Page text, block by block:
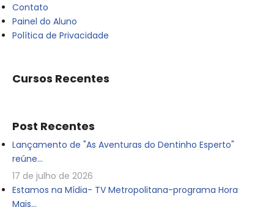
Contato
Painel do Aluno
Política de Privacidade
Cursos Recentes
Post Recentes
Lançamento de "As Aventuras do Dentinho Esperto"
reúne...
17 de julho de 2026
Estamos na Mídia- TV Metropolitana-programa Hora
Mais...